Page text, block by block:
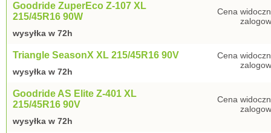
Goodride ZuperEco Z-107 XL
215/45R16 90W
wysyłka w 72h
Cena
Triangle SeasonX XL 215/45R16 90V
wysyłka w 72h
Cena
Goodride AS Elite Z-401 XL
215/45R16 90V
wysyłka w 72h
Cena